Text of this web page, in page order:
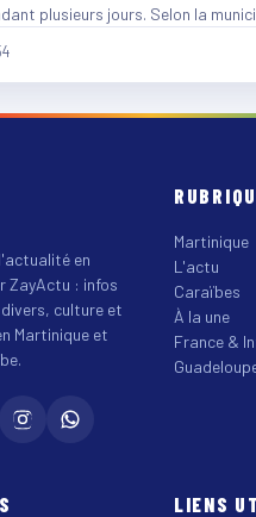
plusieurs jours. Selon la
en
ZayActu : infos
culture et
Martinique et
Martinique
L'actu
Caraïbes
À la une
France &
LIENS